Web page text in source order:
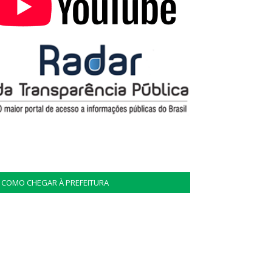
COMO CHEGAR À PREFEITURA